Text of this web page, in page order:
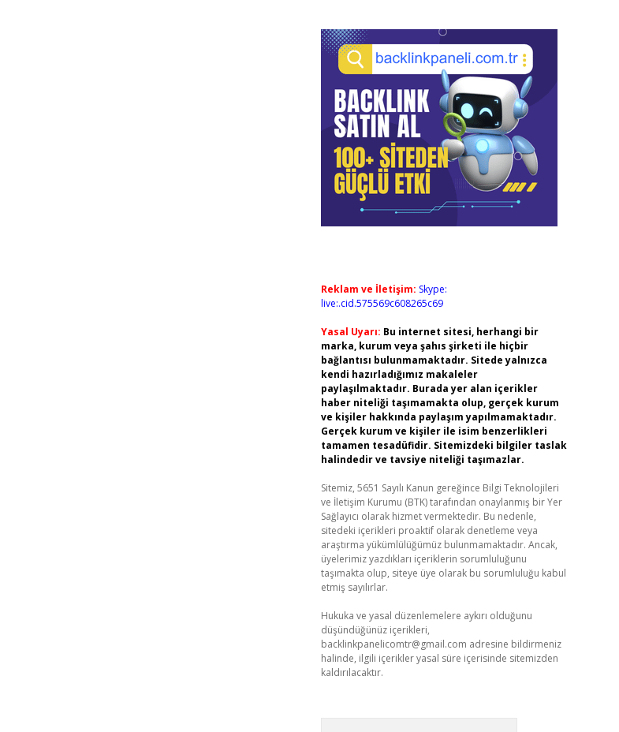
Reklam ve İletişim: Skype:
live:.cid.575569c608265c69
Yasal Uyarı: Bu internet sitesi, herhangi bir
marka, kurum veya şahıs şirketi ile hiçbir
bağlantısı bulunmamaktadır. Sitede yalnızca
kendi hazırladığımız makaleler
paylaşılmaktadır. Burada yer alan içerikler
haber niteliği taşımamakta olup, gerçek kurum
ve kişiler hakkında paylaşım yapılmamaktadır.
Gerçek kurum ve kişiler ile isim benzerlikleri
tamamen tesadüfidir. Sitemizdeki bilgiler taslak
halindedir ve tavsiye niteliği taşımazlar.
Sitemiz, 5651 Sayılı Kanun gereğince Bilgi Teknolojileri
ve İletişim Kurumu (BTK) tarafından onaylanmış bir Yer
Sağlayıcı olarak hizmet vermektedir. Bu nedenle,
sitedeki içerikleri proaktif olarak denetleme veya
araştırma yükümlülüğümüz bulunmamaktadır. Ancak,
üyelerimiz yazdıkları içeriklerin sorumluluğunu
taşımakta olup, siteye üye olarak bu sorumluluğu kabul
etmiş sayılırlar.
Hukuka ve yasal düzenlemelere aykırı olduğunu
düşündüğünüz içerikleri,
backlinkpanelicomtr@gmail.com adresine bildirmeniz
halinde, ilgili içerikler yasal süre içerisinde sitemizden
kaldırılacaktır.